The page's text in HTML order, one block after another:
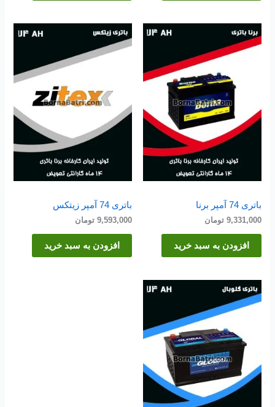
باتری 74 آمپر برنا
9,331,000 تومان
افزودن به سبد خرید
باتری 74 آمپر زیتکس
9,593,000 تومان
افزودن به سبد خرید